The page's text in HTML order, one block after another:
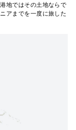
地ではその土地ならで
アまでを一度に旅した